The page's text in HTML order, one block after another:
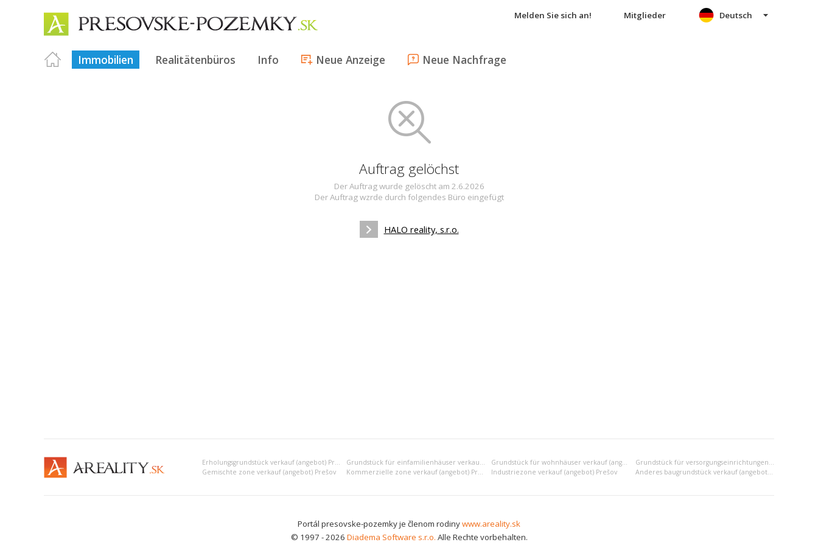
Melden Sie sich an! Mitglieder
Immobilien Realitätenbüros Info Neue Anzeige Neue Nachfrage
Deutsch
Auftrag gelöchst
Der Auftrag wurde gelöscht am 2.6.2026
Der Auftrag wzrde durch folgendes Büro eingefügt
HALO reality, s.r.o.
Erholungsgrundstück verkauf (angebot) Prešov Grundstück für einfamilienhäuser verkauf (angebot) Prešov Grundstück für wohnhäuser verkauf (angebot) Prešov
Grundstück für versorgungseinrichtungen verkauf (angebot) Prešov
Gemischte zone verkauf (angebot) Prešov
Kommerzielle zone verkauf (angebot) Prešov Industriezone verkauf (angebot) Prešov Anderes baugrundstück verkauf (angebot) Prešov
Portál presovske-pozemky je členom rodinywww.areality.sk
© 1997 - 2026 Diadema Software s.r.o. Alle Rechte vorbehalten.